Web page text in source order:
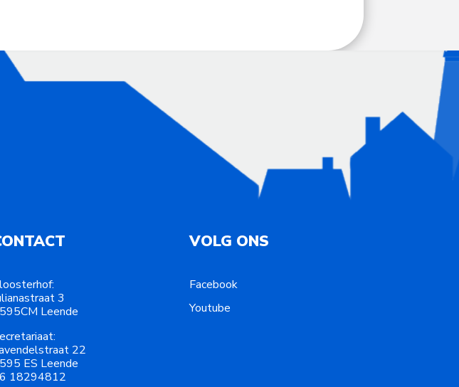
3
Leende
22
ES Leende
18294812
VOLG ONS
Facebook
Youtube